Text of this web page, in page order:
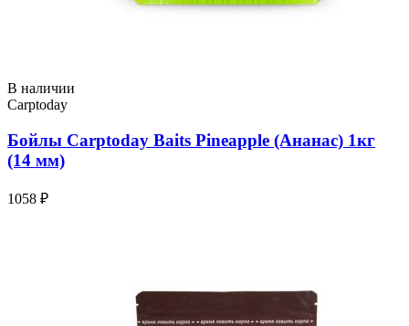
В наличии
Carptoday
Бойлы Carptoday Baits Pineapple (Ананас) 1кг
(14 мм)
1058 ₽